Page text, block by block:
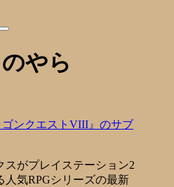
やら
ゴンクエストVIII』のサブ
スがプレイステーション2
人気RPGシリーズの最新